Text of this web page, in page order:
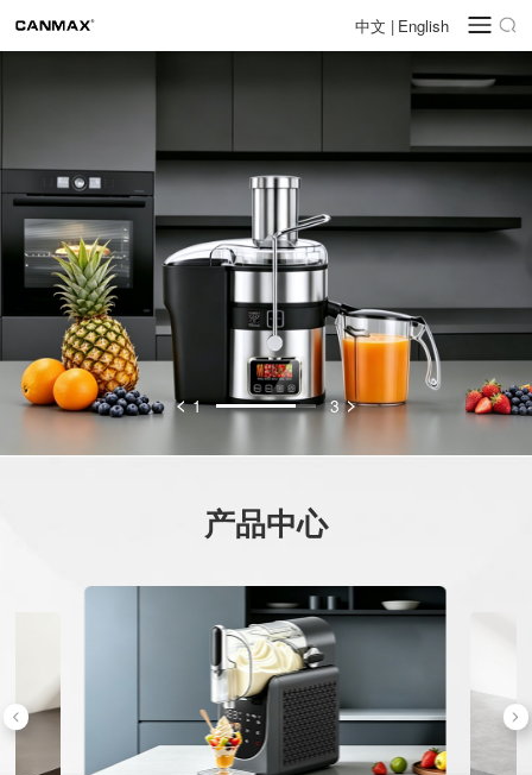
中文 | English
1 3
产品中心